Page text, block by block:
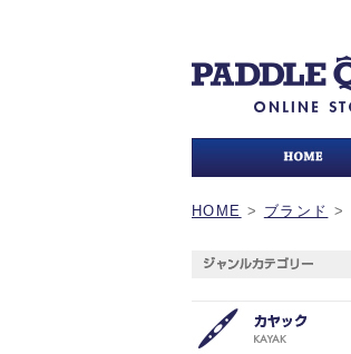
HOME > ブランド >